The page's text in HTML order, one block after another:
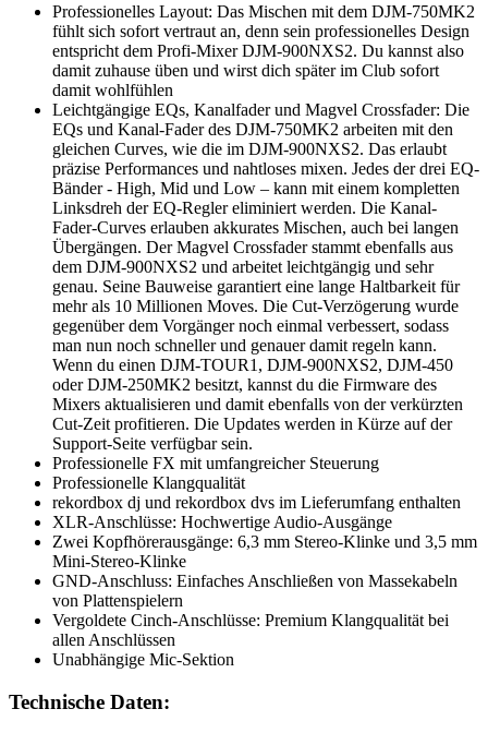
Professionelles Layout: Das Mischen mit dem DJM-750MK2
fühlt sich sofort vertraut an, denn sein professionelles Design
entspricht dem Profi-Mixer DJM-900NXS2. Du kannst also
damit zuhause üben und wirst dich später im Club sofort
damit wohlfühlen
Leichtgängige EQs, Kanalfader und Magvel Crossfader: Die
EQs und Kanal-Fader des DJM-750MK2 arbeiten mit den
gleichen Curves, wie die im DJM-900NXS2. Das erlaubt
präzise Performances und nahtloses mixen. Jedes der drei EQ-
Bänder - High, Mid und Low – kann mit einem kompletten
Linksdreh der EQ-Regler eliminiert werden. Die Kanal-
Fader-Curves erlauben akkurates Mischen, auch bei langen
Übergängen. Der Magvel Crossfader stammt ebenfalls aus
dem DJM-900NXS2 und arbeitet leichtgängig und sehr
genau. Seine Bauweise garantiert eine lange Haltbarkeit für
mehr als 10 Millionen Moves. Die Cut-Verzögerung wurde
gegenüber dem Vorgänger noch einmal verbessert, sodass
man nun noch schneller und genauer damit regeln kann.
Wenn du einen DJM-TOUR1, DJM-900NXS2, DJM-450
oder DJM-250MK2 besitzt, kannst du die Firmware des
Mixers aktualisieren und damit ebenfalls von der verkürzten
Cut-Zeit profitieren. Die Updates werden in Kürze auf der
Support-Seite verfügbar sein.
Professionelle FX mit umfangreicher Steuerung
Professionelle Klangqualität
rekordbox dj und rekordbox dvs im Lieferumfang enthalten
XLR-Anschlüsse: Hochwertige Audio-Ausgänge
Zwei Kopfhörerausgänge: 6,3 mm Stereo-Klinke und 3,5 mm
Mini-Stereo-Klinke
GND-Anschluss: Einfaches Anschließen von Massekabeln
von Plattenspielern
Vergoldete Cinch-Anschlüsse: Premium Klangqualität bei
allen Anschlüssen
Unabhängige Mic-Sektion
Technische Daten: